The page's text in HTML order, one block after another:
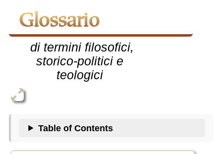
Glossario
di termini filosofici,
storico-politici e
teologici
Table of Contents